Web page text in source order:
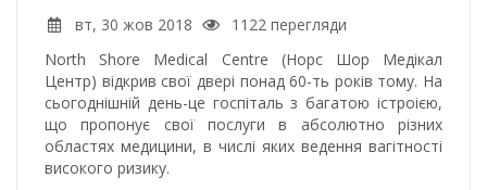
вт, 30 жов 2018
1122 перегляди
North Shore Medical Centre (Норс Шор Медікал
Центр) відкрив свої двері понад 60-ть років тому. На
сьогоднішній день-це госпіталь з багатою істроією,
що пропонує свої послуги в абсолютно різних
областях медицини, в числі яких ведення вагітності
високого ризику.